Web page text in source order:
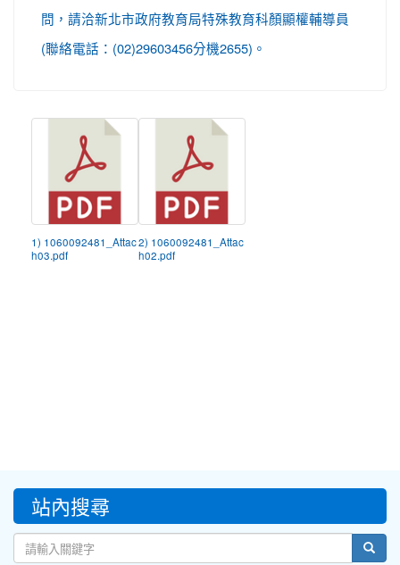
問，請洽新北市政府教育局特殊教育科顏顯權輔導員
(聯絡電話：(02)29603456分機2655)。
1) 1060092481_Attac
h03.pdf
2) 1060092481_Attac
h02.pdf
::: 站內搜尋